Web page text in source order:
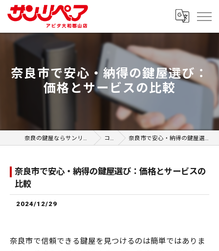
奈良市で安心・納得の鍵屋選び：
価格とサービスの比較
奈良の鍵屋ならサンリペア アピタ大和郡山店 コラム 奈良市で安心・納得の鍵屋選び：価格とサービスの比較
奈良市で安心・納得の鍵屋選び：価格とサービスの
比較
2024/12/29
奈良市で信頼できる鍵屋を見つけるのは簡単ではありま